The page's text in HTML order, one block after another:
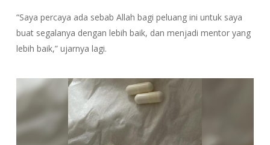
“Saya percaya ada sebab Allah bagi peluang ini untuk saya
buat segalanya dengan lebih baik, dan menjadi mentor yang
lebih baik,” ujarnya lagi.